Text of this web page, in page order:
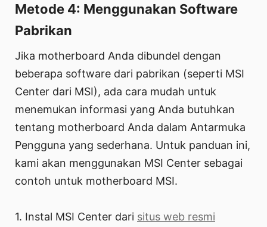
Metode 4: Menggunakan Software
Pabrikan
Jika motherboard Anda dibundel dengan
beberapa software dari pabrikan (seperti MSI
Center dari MSI), ada cara mudah untuk
menemukan informasi yang Anda butuhkan
tentang motherboard Anda dalam Antarmuka
Pengguna yang sederhana. Untuk panduan ini,
kami akan menggunakan MSI Center sebagai
contoh untuk motherboard MSI.
1. Instal MSI Center dari situs web resmi